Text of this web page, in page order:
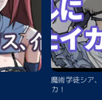
魔術学徒シア
カ！